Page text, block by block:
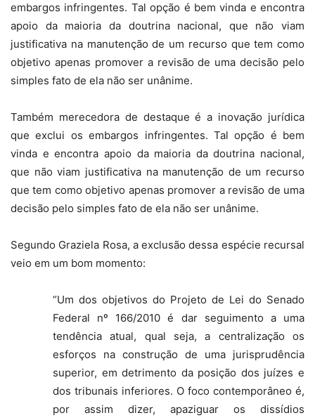
embargos infringentes. Tal opção é bem vinda e encontra
apoio da maioria da doutrina nacional, que não viam
justificativa na manutenção de um recurso que tem como
objetivo apenas promover a revisão de uma decisão pelo
simples fato de ela não ser unânime.
Também merecedora de destaque é a inovação jurídica
que exclui os embargos infringentes. Tal opção é bem
vinda e encontra apoio da maioria da doutrina nacional,
que não viam justificativa na manutenção de um recurso
que tem como objetivo apenas promover a revisão de uma
decisão pelo simples fato de ela não ser unânime.
Segundo Graziela Rosa, a exclusão dessa espécie recursal
veio em um bom momento:
“Um dos objetivos do Projeto de Lei do Senado
Federal nº 166/2010 é dar seguimento a uma
tendência atual, qual seja, a centralização os
esforços na construção de uma jurisprudência
superior, em detrimento da posição dos juízes e
dos tribunais inferiores. O foco contemporâneo é,
por assim dizer, apaziguar os dissídios